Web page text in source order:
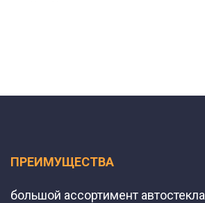
ПРЕИМУЩЕСТВА
большой ассортимент автостекла